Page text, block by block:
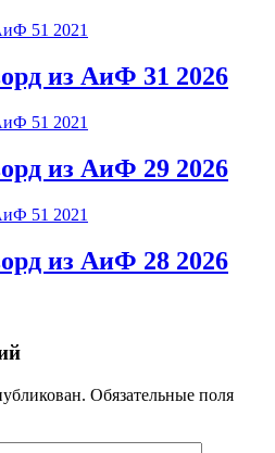
из АиФ 31 2026
из АиФ 29 2026
из АиФ 28 2026
Обязательные поля